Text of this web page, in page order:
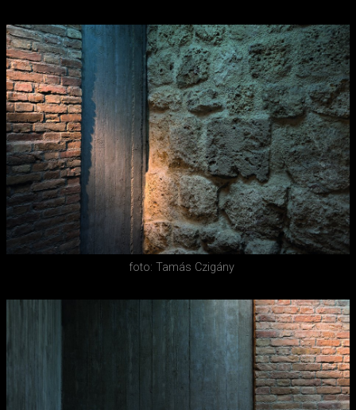
foto: Tamás Czigány